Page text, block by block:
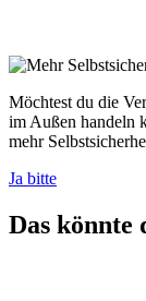
Möchtest du die
im Außen handeln
mehr
Ja bitte
Das könnte